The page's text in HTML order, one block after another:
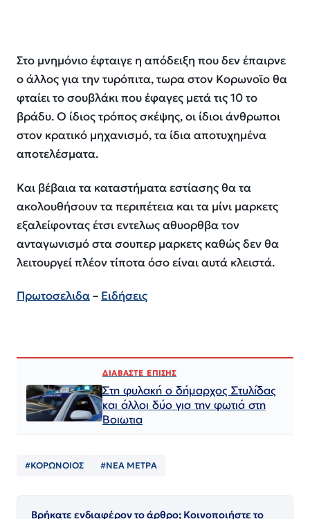
Στο μνημόνιο έφταιγε η απόδειξη που δεν έπαιρνε
ο άλλος για την τυρόπιτα, τωρα στον Κορωνοϊο θα
φταίει το σουβλάκι που έφαγες μετά τις 10 το
βράδυ. Ο ίδιος τρόπος σκέψης, οι ίδιοι άνθρωποι
στον κρατικό μηχανισμό, τα ίδια αποτυχημένα
αποτελέσματα.
Και βέβαια τα καταστήματα εστίασης θα τα
ακολουθήσουν τα περιπέτεια και τα μίνι μαρκετς
εξαλείφοντας έτσι εντελως αθυορθβα τον
ανταγωνισμό στα σουπερ μαρκετς καθώς δεν θα
λειτουργεί πλέον τίποτα όσο είναι αυτά κλειστά.
Πρωτοσελιδα– Ειδήσεις
ΔΙΑΒΑΣΤΕ ΕΠΙΣΗΣ
Στη φυλακή ο δήμαρχος Στυλίδας
και άλλοι δύο για την φωτιά στη
Βοιωτια
#ΚΟΡΩΝΟΙΟΣ #ΝΕΑ ΜΕΤΡΑ
Βρήκατε ενδιαφέρον το άρθρο; Κοινοποιήστε το